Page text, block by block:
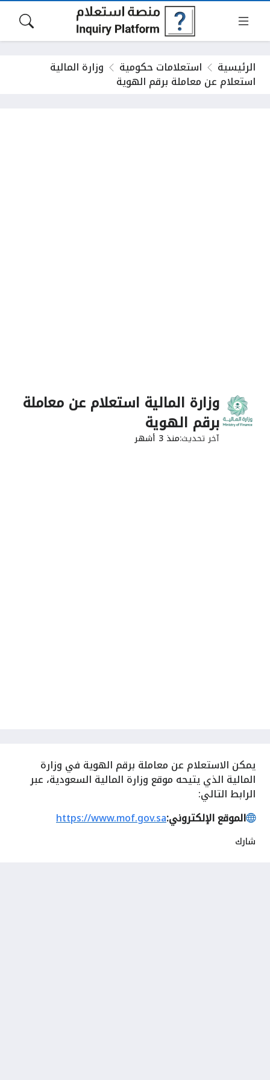
الرئيسية استعلامات حكومية وزارة المالية
استعلام عن معاملة برقم الهوية
وزارة المالية استعلام عن معاملة
برقم الهوية
آخر تحديثمنذ 3 أشهر
يمكن الاستعلام عن معاملة برقم الهوية في وزارة
المالية الذي يتيحه موقع وزارة المالية السعودية، عبر
الرابط التالي:
الموقع الإلكتروني:https://www.mof.gov.sa
شارك